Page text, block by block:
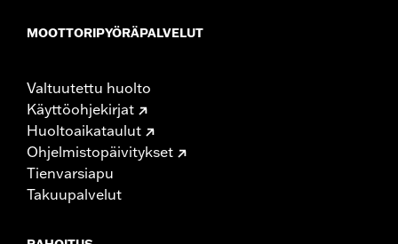
MOOTTORIPYÖRÄPALVELUT
Valtuutettu huolto
Käyttöohjekirjat
Huoltoaikataulut
Ohjelmistopäivitykset
Tienvarsiapu
Takuupalvelut